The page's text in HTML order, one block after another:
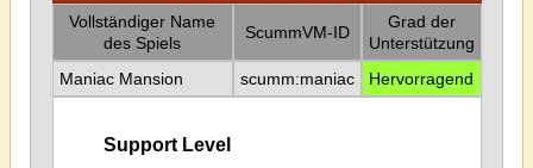
Vollständiger Name
des Spiels
ScummVM-ID
Grad der
Unterstützung
Maniac Mansion
scumm:maniac Hervorragend
Support Level